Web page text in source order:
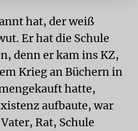
hat, der weiß
Er hat die Schule
denn er kam ins KZ,
Krieg an Büchern in
hatte,
aufbaute, war
Rat, Schule